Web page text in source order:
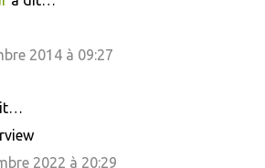
2014 à 09:27
2022 à 20:29